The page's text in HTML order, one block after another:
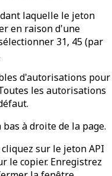
laquelle le jeton
en raison d'une
31, 45 (par
d'autorisations pour
les autorisations
bas à droite de la page.
sur le jeton API
le copier. Enregistrez